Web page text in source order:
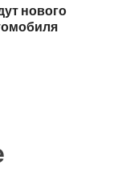
нового